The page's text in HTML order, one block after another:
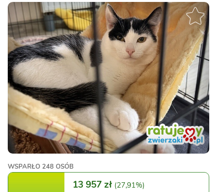
WSPARŁO 248 OSÓB
13 957 zł (27,91%)